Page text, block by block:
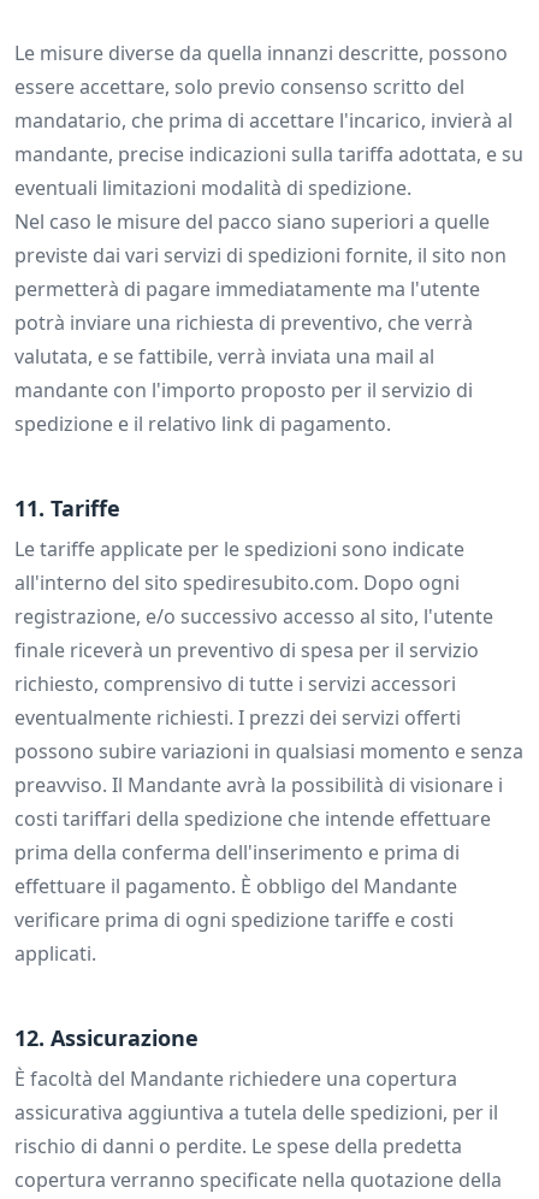
Le misure diverse da quella innanzi descritte, possono
essere accettare, solo previo consenso scritto del
mandatario, che prima di accettare l'incarico, invierà al
mandante, precise indicazioni sulla tariffa adottata, e su
eventuali limitazioni modalità di spedizione.
Nel caso le misure del pacco siano superiori a quelle
previste dai vari servizi di spedizioni fornite, il sito non
permetterà di pagare immediatamente ma l'utente
potrà inviare una richiesta di preventivo, che verrà
valutata, e se fattibile, verrà inviata una mail al
mandante con l'importo proposto per il servizio di
spedizione e il relativo link di pagamento.
11. Tariffe
Le tariffe applicate per le spedizioni sono indicate
all'interno del sito spediresubito.com. Dopo ogni
registrazione, e/o successivo accesso al sito, l'utente
finale riceverà un preventivo di spesa per il servizio
richiesto, comprensivo di tutte i servizi accessori
eventualmente richiesti. I prezzi dei servizi offerti
possono subire variazioni in qualsiasi momento e senza
preavviso. Il Mandante avrà la possibilità di visionare i
costi tariffari della spedizione che intende effettuare
prima della conferma dell'inserimento e prima di
effettuare il pagamento. È obbligo del Mandante
verificare prima di ogni spedizione tariffe e costi
applicati.
12. Assicurazione
È facoltà del Mandante richiedere una copertura
assicurativa aggiuntiva a tutela delle spedizioni, per il
rischio di danni o perdite. Le spese della predetta
copertura verranno specificate nella quotazione della